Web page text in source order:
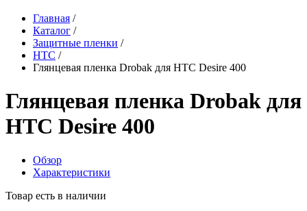
Главная /
Каталог /
Защитные пленки /
HTC /
Глянцевая пленка Drobak для HTC Desire 400
Глянцевая пленка Drobak для
HTC Desire 400
Обзор
Характеристики
Товар есть в наличии